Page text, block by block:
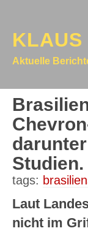
KLAUS
Aktuelle
Studien.
tags:
Laut
nicht im